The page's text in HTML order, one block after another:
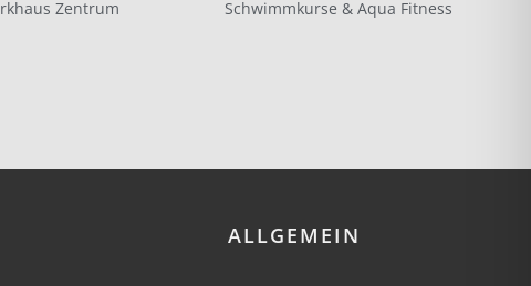
Zentrum Schwimmkurse & Aqua Fitness
ALLGEMEIN